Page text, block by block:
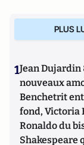
PLUS
1Jean
nouveaux
Benchetrit
fond, Victoria
Ronaldo du
Shakespeare